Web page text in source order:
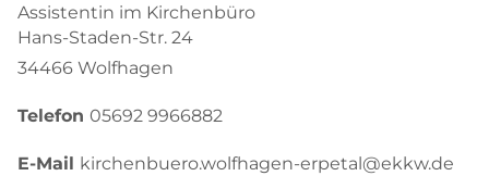
Assistentin im Kirchenbüro
Hans-Staden-Str. 24
34466 Wolfhagen
Telefon 05692 9966882
E-Mail kirchenbuero.wolfhagen-erpetal@ekkw.de